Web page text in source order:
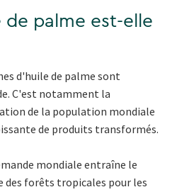
de palme est-elle
d'huile de palme sont
C'est notamment la
de la population mondiale
de produits transformés.
mondiale entraîne le
des forêts tropicales pour les